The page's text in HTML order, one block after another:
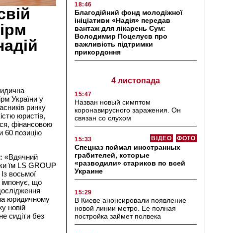
України у
ринку
юристів,
фінансовою
60 позицію
«Вдячний
їм LS GROUP
восьмої
імпонує, що
юридичному
новій
сидіти без
18:46
Благодійний фонд молодіжної
ініціативи «Надія» передав
вантаж для лікарень Сум:
Володимир Поцелуєв про
важливість підтримки
прикордоння
4 листопада
15:47
Назван новый симптом
коронавирусного заражения. Он
связан со слухом
15:33 ФОТО
ВІДЕО
Спецназ поймал иностранных
грабителей, которые
«разводили» стариков по всей
Украине
15:29
В Киеве анонсировали появление
новой линии метро. Ее полная
постройка займет полвека